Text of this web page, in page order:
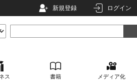
新規登録 ログイン
ス 書籍 メディア化